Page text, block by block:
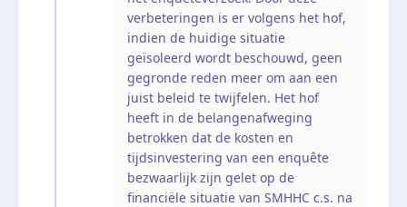
verbeteringen is er volgens het hof,
indien de huidige situatie
geïsoleerd wordt beschouwd, geen
gegronde reden meer om aan een
juist beleid te twijfelen. Het hof
heeft in de belangenafweging
betrokken dat de kosten en
tijdsinvestering van een enquête
bezwaarlijk zijn gelet op de
financiële situatie van SMHHC c.s. na